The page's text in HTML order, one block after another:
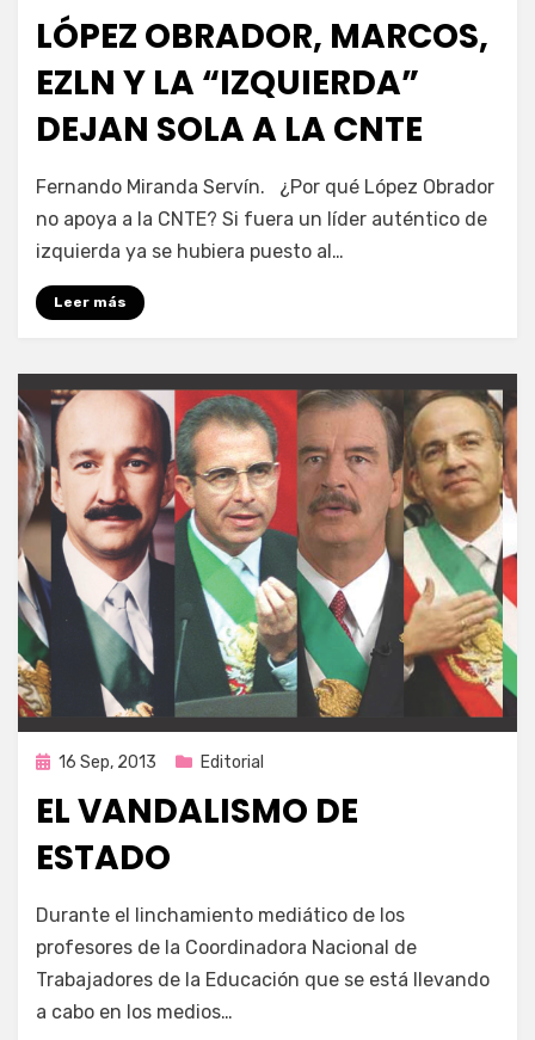
LÓPEZ OBRADOR, MARCOS,
EZLN Y LA “IZQUIERDA”
DEJAN SOLA A LA CNTE
Enrique
Fernando Miranda Servín. ¿Por qué López Obrador
no apoya a la CNTE? Si fuera un líder auténtico de
izquierda ya se hubiera puesto al…
Leer más
Publicada
16 Sep, 2013 Editorial
EL VANDALISMO DE
ESTADO
Enrique
Durante el linchamiento mediático de los
profesores de la Coordinadora Nacional de
Trabajadores de la Educación que se está llevando
a cabo en los medios…